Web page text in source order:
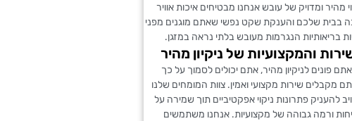
מהיר ומדויק של עובש אנחנו מבטיחים איכות אוויר
בבית שלכם והענקת שקט נפשי שאתם מוגנים מפני
בריאותיות הנגרמות מעובש בלתי נראה במזגן.
והמקצועיות של ניקיון מהיר
פונים לניקיון מהיר, אתם יכולים לסמוך על כך
מקבלים שירות מקצועי ואמין. צוות המומחים שלנו
להעניק פתרונות ניקוי אפקטיביים תוך שמירה על
ורמה גבוהה של מקצועיות. אנחנו משתמשים